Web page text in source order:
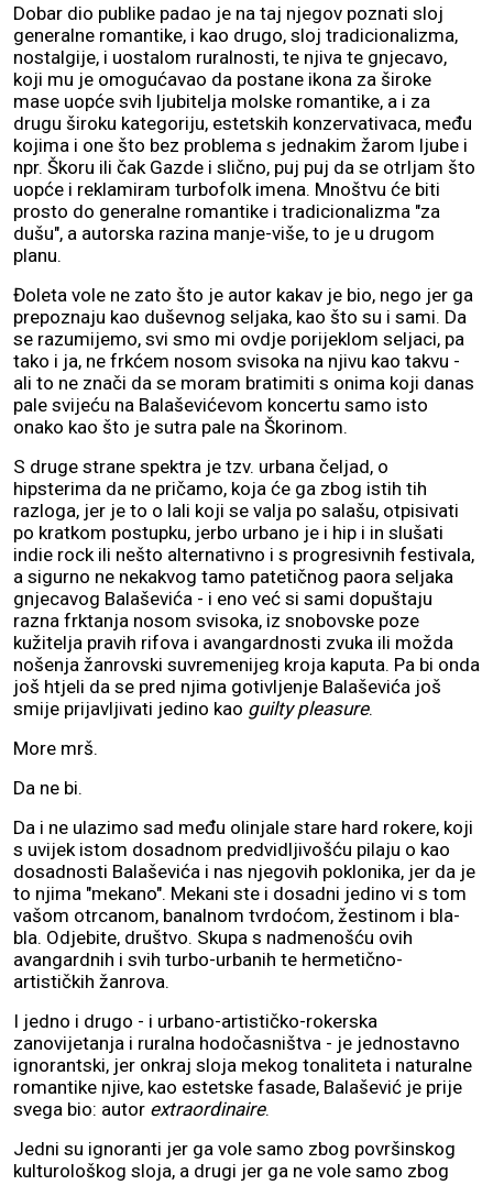
Dobar dio publike padao je na taj njegov poznati sloj
generalne romantike, i kao drugo, sloj tradicionalizma,
nostalgije, i uostalom ruralnosti, te njiva te gnjecavo,
koji mu je omogućavao da postane ikona za široke
mase uopće svih ljubitelja molske romantike, a i za
drugu široku kategoriju, estetskih konzervativaca, među
kojima i one što bez problema s jednakim žarom ljube i
npr. Škoru ili čak Gazde i slično, puj puj da se otrljam što
uopće i reklamiram turbofolk imena. Mnoštvu će biti
prosto do generalne romantike i tradicionalizma "za
dušu", a autorska razina manje-više, to je u drugom
planu.
Đoleta vole ne zato što je autor kakav je bio, nego jer ga
prepoznaju kao duševnog seljaka, kao što su i sami. Da
se razumijemo, svi smo mi ovdje porijeklom seljaci, pa
tako i ja, ne frkćem nosom svisoka na njivu kao takvu -
ali to ne znači da se moram bratimiti s onima koji danas
pale svijeću na Balaševićevom koncertu samo isto
onako kao što je sutra pale na Škorinom.
S druge strane spektra je tzv. urbana čeljad, o
hipsterima da ne pričamo, koja će ga zbog istih tih
razloga, jer je to o lali koji se valja po salašu, otpisivati
po kratkom postupku, jerbo urbano je i hip i in slušati
indie rock ili nešto alternativno i s progresivnih festivala,
a sigurno ne nekakvog tamo patetičnog paora seljaka
gnjecavog Balaševića - i eno već si sami dopuštaju
razna frktanja nosom svisoka, iz snobovske poze
kužitelja pravih rifova i avangardnosti zvuka ili možda
nošenja žanrovski suvremenijeg kroja kaputa. Pa bi onda
još htjeli da se pred njima gotivljenje Balaševića još
smije prijavljivati jedino kao guilty pleasure.
More mrš.
Da ne bi.
Da i ne ulazimo sad među olinjale stare hard rokere, koji
s uvijek istom dosadnom predvidljivošću pilaju o kao
dosadnosti Balaševića i nas njegovih poklonika, jer da je
to njima "mekano". Mekani ste i dosadni jedino vi s tom
vašom otrcanom, banalnom tvrdoćom, žestinom i bla-
bla. Odjebite, društvo. Skupa s nadmenošću ovih
avangardnih i svih turbo-urbanih te hermetično-
artističkih žanrova.
I jedno i drugo - i urbano-artističko-rokerska
zanovijetanja i ruralna hodočasništva - je jednostavno
ignorantski, jer onkraj sloja mekog tonaliteta i naturalne
romantike njive, kao estetske fasade, Balašević je prije
svega bio: autor extraordinaire.
Jedni su ignoranti jer ga vole samo zbog površinskog
kulturološkog sloja, a drugi jer ga ne vole samo zbog